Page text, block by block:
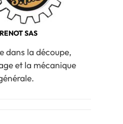
SAS
dans la découpe,
et la mécanique